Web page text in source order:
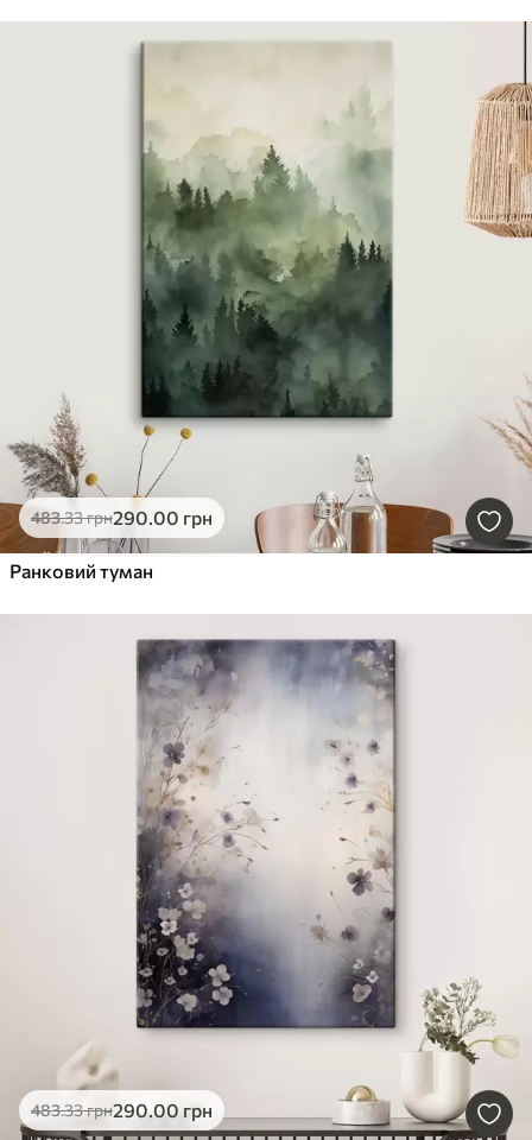
483.33грн290.00 грн
Ранковий туман
483.33грн290.00 грн